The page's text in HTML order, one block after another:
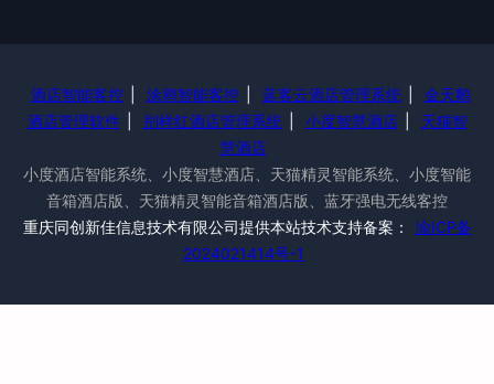
酒店智能客控 涂鸦智能客控 蓝客云酒店管理系统
金天鹅
酒店管理软件
别样红酒店管理系统 小度智慧酒店
天猫智
慧酒店
小度酒店智能系统、小度智慧酒店、天猫精灵智能系统、小度智能
音箱酒店版、天猫精灵智能音箱酒店版、蓝牙强电无线客控
重庆同创新佳信息技术有限公司提供本站技术支持备案：
渝ICP备
2024021414号-1